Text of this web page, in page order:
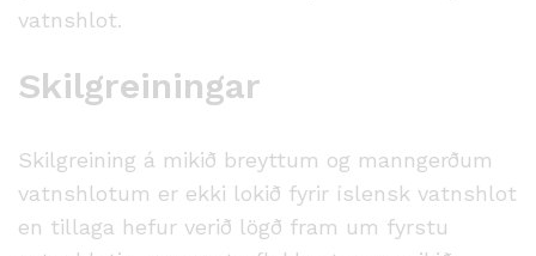
vatnshlot.
Skilgreiningar
Skilgreining á mikið breyttum og manngerðum
vatnshlotum er ekki lokið fyrir íslensk vatnshlot
en tillaga hefur verið lögð fram um fyrstu